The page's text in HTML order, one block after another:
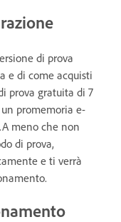
di prova
e di come acquisti
prova gratuita di 7
promemoria e-
meno che non
di prova,
e ti verrà